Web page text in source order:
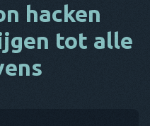
hacken
tot alle